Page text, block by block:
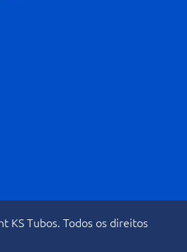
KS Tubos. Todos os direitos